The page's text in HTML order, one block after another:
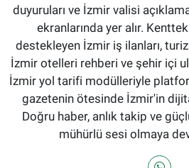
duyuruları ve İzmir valisi
ekranlarında yer alır.
destekleyen İzmir iş ilanları,
İzmir otelleri rehberi ve şehir içi
İzmir yol tarifi modülleriyle
gazetenin ötesinde İzmir'in
Doğru haber, anlık takip ve
mühürlü sesi olmaya